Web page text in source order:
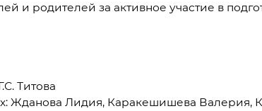
и родителей за активное участие в
Титова
Жданова Лидия, Каракешишева Валерия,